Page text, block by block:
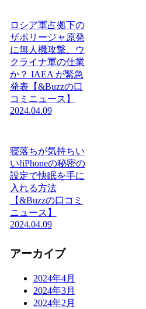
ロシア軍占拠下の
ザポリージャ原発
に無人機攻撃、ウ
クライナ軍の仕業
か？ IAEA が緊急
発表【&Buzzの口
コミニュース】
2024.04.09
寝落ちが気持ちい
い!iPhoneの秘密の
設定で快眠を手に
入れる方法
【&Buzzの口コミ
ニュース】
2024.04.09
アーカイブ
2024年4月
2024年3月
2024年2月